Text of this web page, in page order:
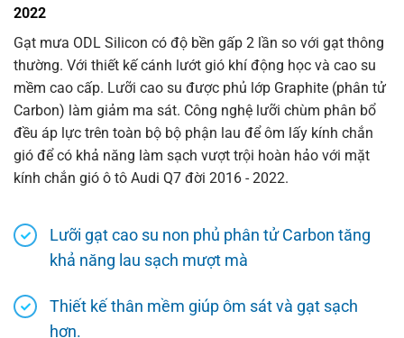
2022
Gạt mưa ODL Silicon có độ bền gấp 2 lần so với gạt thông
thường. Với thiết kế cánh lướt gió khí động học và cao su
mềm cao cấp. Lưỡi cao su được phủ lớp Graphite (phân tử
Carbon) làm giảm ma sát. Công nghệ lưỡi chùm phân bổ
đều áp lực trên toàn bộ bộ phận lau để ôm lấy kính chắn
gió để có khả năng làm sạch vượt trội hoàn hảo với mặt
kính chắn gió ô tô Audi Q7 đời 2016 - 2022.
Lưỡi gạt cao su non phủ phân tử Carbon tăng
khả năng lau sạch mượt mà
Thiết kế thân mềm giúp ôm sát và gạt sạch
hơn.